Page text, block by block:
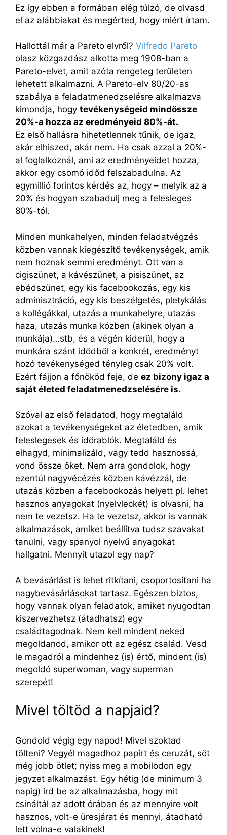
Ez így ebben a formában elég túlzó, de olvasd
el az alábbiakat és megérted, hogy miért írtam.
Hallottál már a Pareto elvről? Vilfredo Pareto
olasz közgazdász alkotta meg 1908-ban a
Pareto-elvet, amit azóta rengeteg területen
lehetett alkalmazni. A Pareto-elv 80/20-as
szabálya a feladatmenedzselésre alkalmazva
kimondja, hogy tevékenységeid mindössze
20%-a hozza az eredményeid 80%-át.
Ez első hallásra hihetetlennek tűnik, de igaz,
akár elhiszed, akár nem. Ha csak azzal a 20%-
al foglalkoznál, ami az eredményeidet hozza,
akkor egy csomó időd felszabadulna. Az
egymillió forintos kérdés az, hogy – melyik az a
20% és hogyan szabadulj meg a felesleges
80%-tól.
Minden munkahelyen, minden feladatvégzés
közben vannak kiegészítő tevékenységek, amik
nem hoznak semmi eredményt. Ott van a
cigiszünet, a kávészünet, a pisiszünet, az
ebédszünet, egy kis facebookozás, egy kis
adminisztráció, egy kis beszélgetés, pletykálás
a kollégákkal, utazás a munkahelyre, utazás
haza, utazás munka közben (akinek olyan a
munkája)…stb, és a végén kiderül, hogy a
munkára szánt idődből a konkrét, eredményt
hozó tevékenységed tényleg csak 20% volt.
Ezért fájjon a főnököd feje, de ez bizony igaz a
saját életed feladatmenedzselésére is.
Szóval az első feladatod, hogy megtaláld
azokat a tevékenységeket az életedben, amik
feleslegesek és időrablók. Megtaláld és
elhagyd, minimalizáld, vagy tedd hasznossá,
vond össze őket. Nem arra gondolok, hogy
ezentúl nagyvécézés közben kávézzál, de
utazás közben a facebookozás helyett pl. lehet
hasznos anyagokat (nyelvleckét) is olvasni, ha
nem te vezetsz. Ha te vezetsz, akkor is vannak
alkalmazások, amiket beállítva tudsz szavakat
tanulni, vagy spanyol nyelvű anyagokat
hallgatni. Mennyit utazol egy nap?
A bevásárlást is lehet ritkítani, csoportosítani ha
nagybevásárlásokat tartasz. Egészen biztos,
hogy vannak olyan feladatok, amiket nyugodtan
kiszervezhetsz (átadhatsz) egy
családtagodnak. Nem kell mindent neked
megoldanod, amikor ott az egész család. Vesd
le magadról a mindenhez (is) értő, mindent (is)
megoldó superwoman, vagy superman
szerepét!
Mivel töltöd a napjaid?
Gondold végig egy napod! Mivel szoktad
tölteni? Vegyél magadhoz papírt és ceruzát, sőt
még jobb ötlet; nyiss meg a mobilodon egy
jegyzet alkalmazást. Egy hétig (de minimum 3
napig) írd be az alkalmazásba, hogy mit
csináltál az adott órában és az mennyire volt
hasznos, volt-e üresjárat és mennyi, átadható
lett volna-e valakinek!